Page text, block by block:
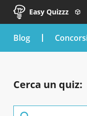
Easy Quizzz
blog
Cerca un quiz: